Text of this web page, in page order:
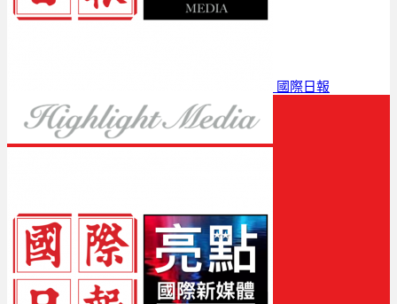
國際日報